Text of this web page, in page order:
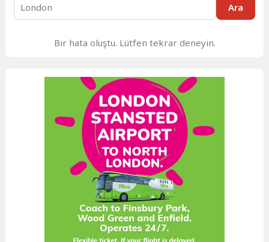
Ara
Bir hata oluştu. Lütfen tekrar deneyin.